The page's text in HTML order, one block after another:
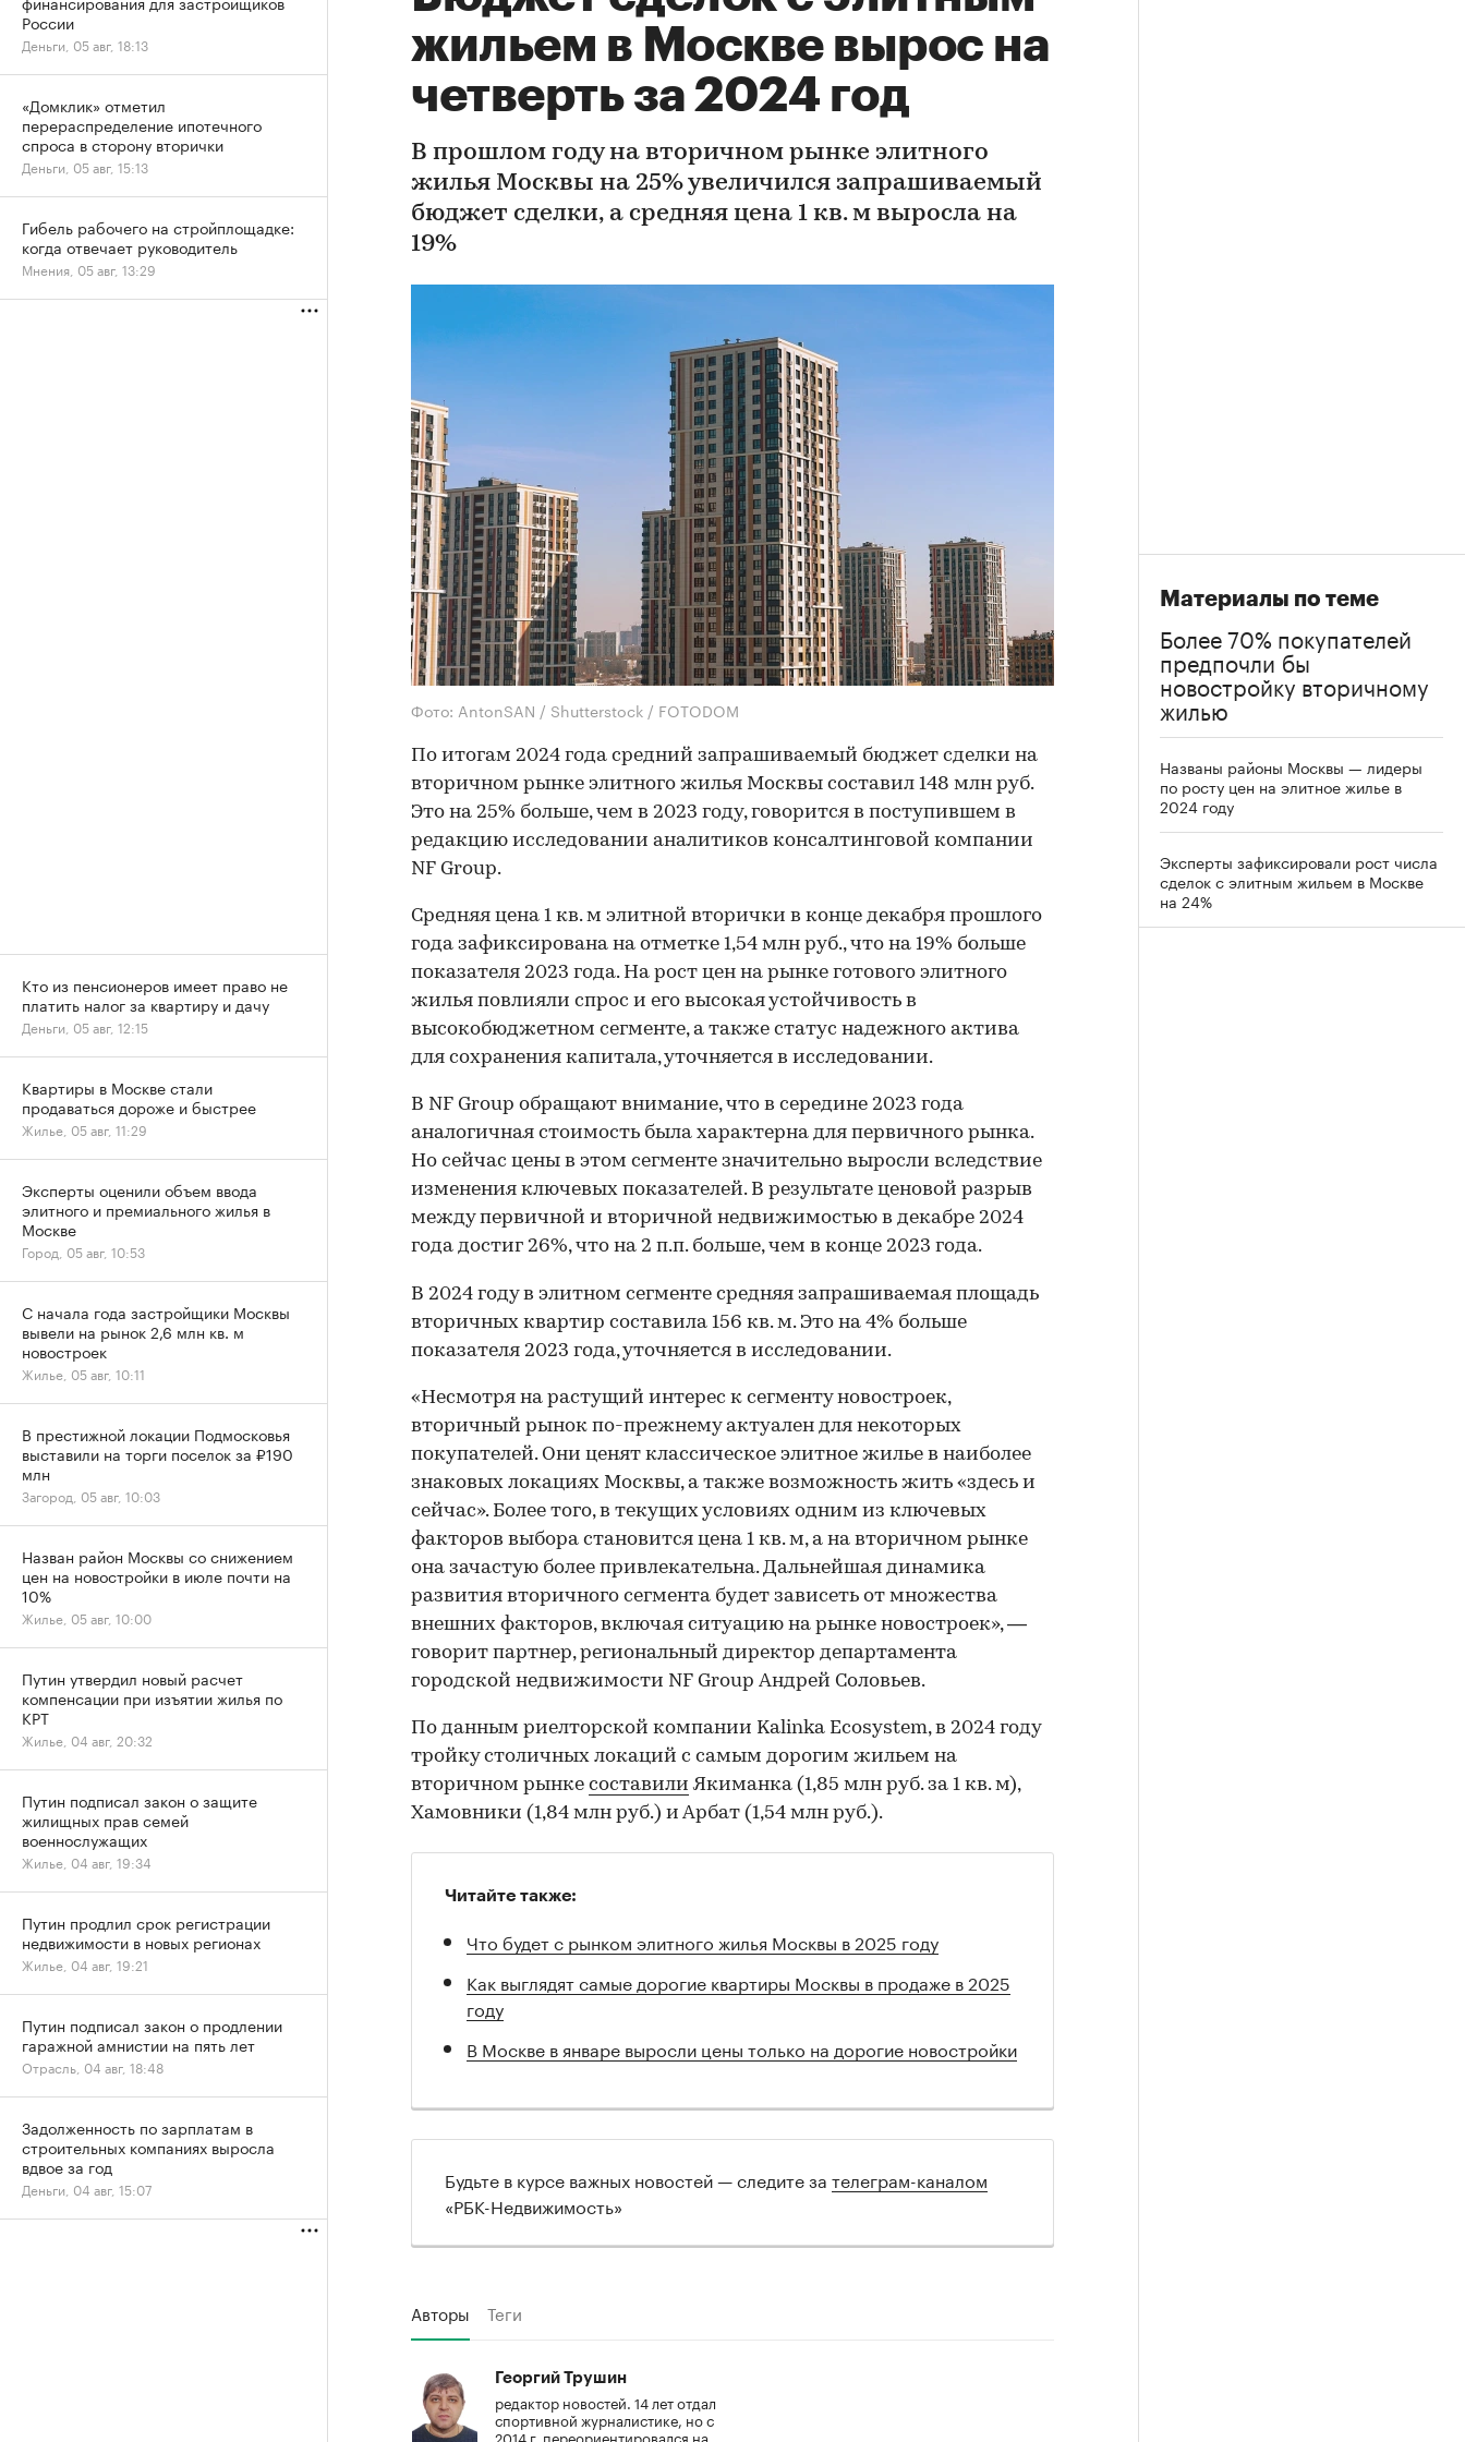
жильем в Москве вырос на
четверть за 2024 год
В прошлом году на вторичном рынке элитного
жилья Москвы на 25% увеличился запрашиваемый
бюджет сделки, а средняя цена 1 кв. м выросла на
19%
Фото: AntonSAN / Shutterstock / FOTODOM
По итогам 2024 года средний запрашиваемый бюджет сделки на
вторичном рынке элитного жилья Москвы составил 148 млн руб.
Это на 25% больше, чем в 2023 году, говорится в поступившем в
редакцию исследовании аналитиков консалтинговой компании
NF Group.
Средняя цена 1 кв. м элитной вторички в конце декабря прошлого
года зафиксирована на отметке 1,54 млн руб., что на 19% больше
показателя 2023 года. На рост цен на рынке готового элитного
жилья повлияли спрос и его высокая устойчивость в
высокобюджетном сегменте, а также статус надежного актива
для сохранения капитала, уточняется в исследовании.
В NF Group обращают внимание, что в середине 2023 года
аналогичная стоимость была характерна для первичного рынка.
Но сейчас цены в этом сегменте значительно выросли вследствие
изменения ключевых показателей. В результате ценовой разрыв
между первичной и вторичной недвижимостью в декабре 2024
года достиг 26%, что на 2 п.п. больше, чем в конце 2023 года.
В 2024 году в элитном сегменте средняя запрашиваемая площадь
вторичных квартир составила 156 кв. м. Это на 4% больше
показателя 2023 года, уточняется в исследовании.
«Несмотря на растущий интерес к сегменту новостроек,
вторичный рынок по-прежнему актуален для некоторых
покупателей. Они ценят классическое элитное жилье в наиболее
знаковых локациях Москвы, а также возможность жить «здесь и
сейчас». Более того, в текущих условиях одним из ключевых
факторов выбора становится цена 1 кв. м, а на вторичном рынке
она зачастую более привлекательна. Дальнейшая динамика
развития вторичного сегмента будет зависеть от множества
внешних факторов, включая ситуацию на рынке новостроек», —
говорит партнер, региональный директор департамента
городской недвижимости NF Group Андрей Соловьев.
По данным риелторской компании Kalinka Ecosystem, в 2024 году
тройку столичных локаций с самым дорогим жильем на
вторичном рынке составили Якиманка (1,85 млн руб. за 1 кв. м),
Хамовники (1,84 млн руб.) и Арбат (1,54 млн руб.).
Читайте также:
Что будет с рынком элитного жилья Москвы в 2025 году
Как выглядят самые дорогие квартиры Москвы в продаже в 2025
году
В Москве в январе выросли цены только на дорогие новостройки
Будьте в курсе важных новостей — следите за телеграм-каналом
«РБК-Недвижимость»
Авторы Теги
Георгий Трушин
редактор новостей. 14 лет отдал
спортивной журналистике, но с
2014 г. переориентировался на
Материалы по теме
Более 70% покупателей
предпочли бы
новостройку вторичному
жилью
Названы районы Москвы — лидеры
по росту цен на элитное жилье в
2024 году
Эксперты зафиксировали рост числа
сделок с элитным жильем в Москве
на 24%
России
Деньги, 05 авг, 18:13
«Домклик» отметил
перераспределение ипотечного
спроса в сторону вторички
Деньги, 05 авг, 15:13
Гибель рабочего на стройплощадке:
когда отвечает руководитель
Мнения, 05 авг, 13:29
Кто из пенсионеров имеет право не
платить налог за квартиру и дачу
Деньги, 05 авг, 12:15
Квартиры в Москве стали
продаваться дороже и быстрее
Жилье, 05 авг, 11:29
Эксперты оценили объем ввода
элитного и премиального жилья в
Москве
Город, 05 авг, 10:53
С начала года застройщики Москвы
вывели на рынок 2,6 млн кв. м
новостроек
Жилье, 05 авг, 10:11
В престижной локации Подмосковья
выставили на торги поселок за ₽190
млн
Загород, 05 авг, 10:03
Назван район Москвы со снижением
цен на новостройки в июле почти на
10%
Жилье, 05 авг, 10:00
Путин утвердил новый расчет
компенсации при изъятии жилья по
КРТ
Жилье, 04 авг, 20:32
Путин подписал закон о защите
жилищных прав семей
военнослужащих
Жилье, 04 авг, 19:34
Путин продлил срок регистрации
недвижимости в новых регионах
Жилье, 04 авг, 19:21
Путин подписал закон о продлении
гаражной амнистии на пять лет
Отрасль, 04 авг, 18:48
Задолженность по зарплатам в
строительных компаниях выросла
вдвое за год
Деньги, 04 авг, 15:07